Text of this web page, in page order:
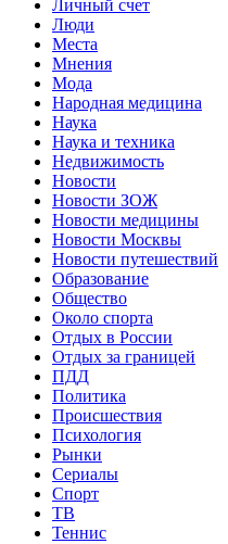
Личный счет
Люди
Места
Мнения
Мода
Народная медицина
Наука
Наука и техника
Недвижимость
Новости
Новости ЗОЖ
Новости медицины
Новости Москвы
Новости путешествий
Образование
Общество
Около спорта
Отдых в России
Отдых за границей
ПДД
Политика
Происшествия
Психология
Рынки
Сериалы
Спорт
ТВ
Теннис